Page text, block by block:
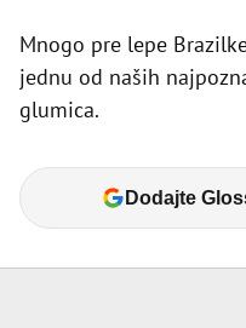
Mnogo pre lepe
jednu od naših
glumica.
Dodajte